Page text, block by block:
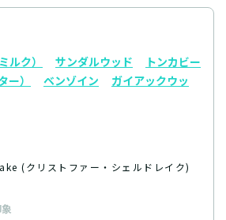
ルク） サンダルウッド
トンカビー
ー） ベンゾイン
ガイアックウッ
(クリストファー・シェルドレイク)